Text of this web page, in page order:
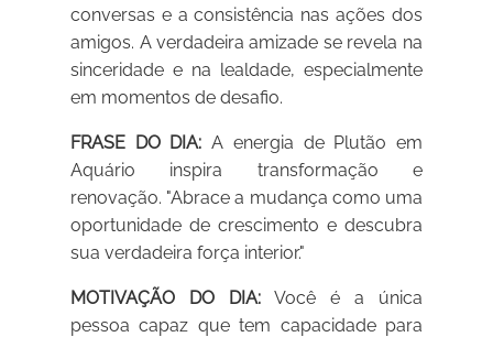
conversas e a consistência nas ações dos
amigos. A verdadeira amizade se revela na
sinceridade e na lealdade, especialmente
em momentos de desafio.
FRASE DO DIA: A energia de Plutão em
Aquário inspira transformação e
renovação. "Abrace a mudança como uma
oportunidade de crescimento e descubra
sua verdadeira força interior."
MOTIVAÇÃO DO DIA: Você é a única
pessoa capaz que tem capacidade para